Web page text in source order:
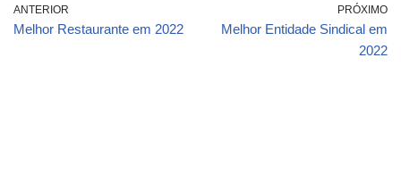
ANTERIOR
Melhor Restaurante em 2022
PRÓXIMO
Melhor Entidade Sindical em
2022